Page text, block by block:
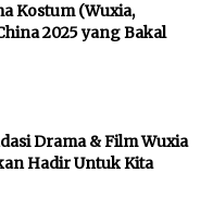
Kostum (Wuxia,
2025 yang Bakal
Drama & Film Wuxia
Hadir Untuk Kita